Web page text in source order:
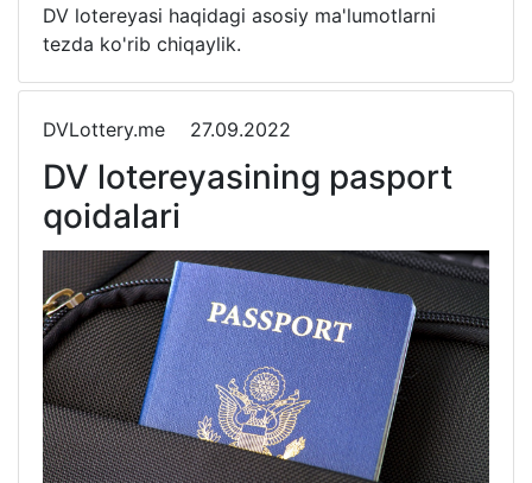
DV lotereyasi haqidagi asosiy ma'lumotlarni
tezda ko'rib chiqaylik.
DVLottery.me 27.09.2022
DV lotereyasining pasport
qoidalari